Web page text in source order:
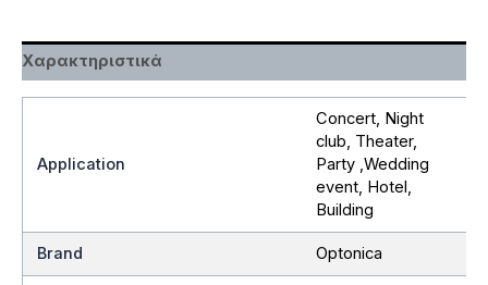
Χαρακτηριστικά
Application
Concert, Night
club, Theater,
Party ,Wedding
event, Hotel,
Building
Brand Optonica